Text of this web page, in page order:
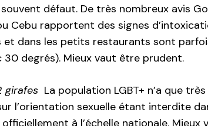
défaut. De très nombreux avis
Cebu rapportent des signes
et dans les petits restaurants sont
30 degrés). Mieux vaut être prudent.
girafes La population LGBT+ n’a que
l’orientation sexuelle étant interdite
officiellement à l’échelle nationale.